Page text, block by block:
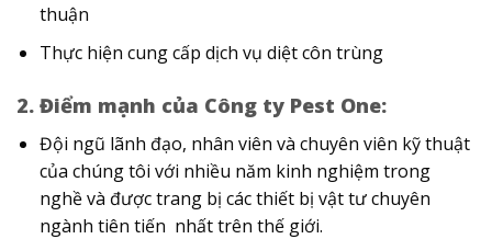
thuận
Thực hiện cung cấp dịch vụ diệt côn trùng
2. Điểm mạnh của Công ty Pest One:
Đội ngũ lãnh đạo, nhân viên và chuyên viên kỹ thuật
của chúng tôi với nhiều năm kinh nghiệm trong
nghề và được trang bị các thiết bị vật tư chuyên
ngành tiên tiến nhất trên thế giới.